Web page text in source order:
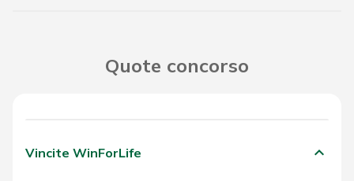
Quote concorso
Vincite WinForLife keyboard_arrow_down